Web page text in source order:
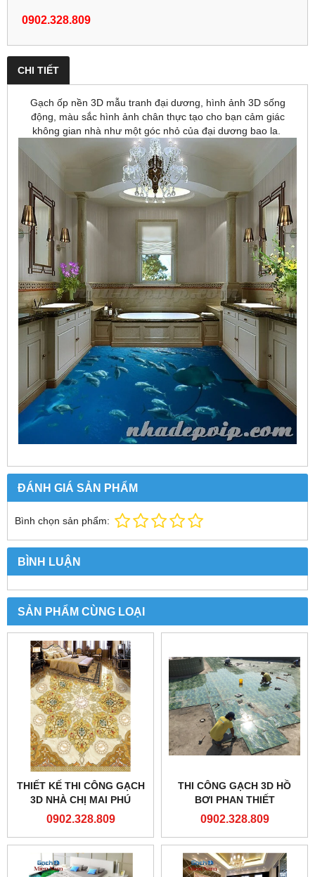
0902.328.809
CHI TIẾT
Gạch ốp nền 3D mẫu tranh đại dương, hình ảnh 3D sống
động, màu sắc hình ảnh chân thực tạo cho bạn cảm giác
không gian nhà như một góc nhỏ của đại dương bao la.
ĐÁNH GIÁ SẢN PHẨM
Bình chọn sản phẩm:
BÌNH LUẬN
SẢN PHẨM CÙNG LOẠI
THIẾT KẾ THI CÔNG GẠCH
3D NHÀ CHỊ MAI PHÚ
NHUẬN
0902.328.809
THI CÔNG GẠCH 3D HỒ
BƠI PHAN THIẾT
0902.328.809